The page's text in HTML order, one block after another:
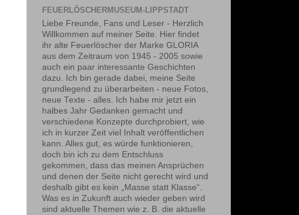
FEUERLÖSCHERMUSEUM-LIPPSTADT
Liebe Freunde, Fans und Leser - Herzlich
Willkommen auf meiner Seite. Hier findet
ihr alte Feuerlöscher der Marke GLORIA
aus dem Zeitraum von 1945 - 2005 sowie
auch ein paar interessante Geschichten
dazu. Ich bin gerade dabei, meine Seite
grundlegend zu überarbeiten - neue Fotos,
neue Texte - alles. Ich habe mir jetzt ein
halbes Jahr Gedanken gemacht und
verschiedene Konzepte durchprobiert, wie
ich in kurzer Zeit viel Inhalt veröffentlichen
kann. Alles gut, es würde funktionieren,
doch bin ich zu dem Entschluss
gekommen, dass das meinen Ansprüchen
und denen der Seite nicht gerecht wird und
deshalb gibt es kein „Masse statt Klasse“.
Was es in Zukunft auch wieder geben wird
sind aktuelle Themen wie z. B. die aktuelle